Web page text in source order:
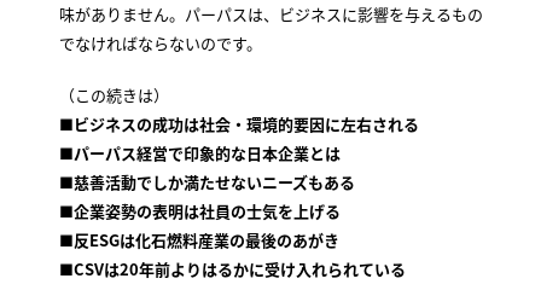
味がありません。パーパスは、ビジネスに影響を与えるもの
でなければならないのです。
（この続きは）
■ビジネスの成功は社会・環境的要因に左右される
■パーパス経営で印象的な日本企業とは
■慈善活動でしか満たせないニーズもある
■企業姿勢の表明は社員の士気を上げる
■反ESGは化石燃料産業の最後のあがき
■CSVは20年前よりはるかに受け入れられている